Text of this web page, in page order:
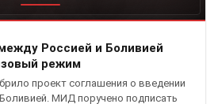
Россией и Боливией
режим
проект соглашения о введении
МИД поручено подписать